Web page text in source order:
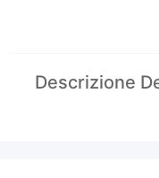
Descrizione